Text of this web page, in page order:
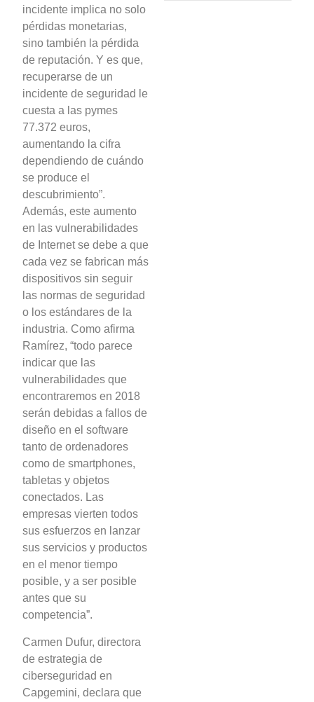
incidente implica no solo
pérdidas monetarias,
sino también la pérdida
de reputación. Y es que,
recuperarse de un
incidente de seguridad le
cuesta a las pymes
77.372 euros,
aumentando la cifra
dependiendo de cuándo
se produce el
descubrimiento”.
Además, este aumento
en las vulnerabilidades
de Internet se debe a que
cada vez se fabrican más
dispositivos sin seguir
las normas de seguridad
o los estándares de la
industria. Como afirma
Ramírez, “todo parece
indicar que las
vulnerabilidades que
encontraremos en 2018
serán debidas a fallos de
diseño en el software
tanto de ordenadores
como de smartphones,
tabletas y objetos
conectados. Las
empresas vierten todos
sus esfuerzos en lanzar
sus servicios y productos
en el menor tiempo
posible, y a ser posible
antes que su
competencia”.
Carmen Dufur, directora
de estrategia de
ciberseguridad en
Capgemini, declara que